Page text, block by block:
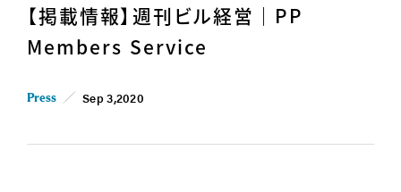
【掲載情報】週刊ビル経営｜PP
Members Service
Press Sep 3,2020
Business
For Owner
Works
Cases
Company
Career/Recruit
SDGs